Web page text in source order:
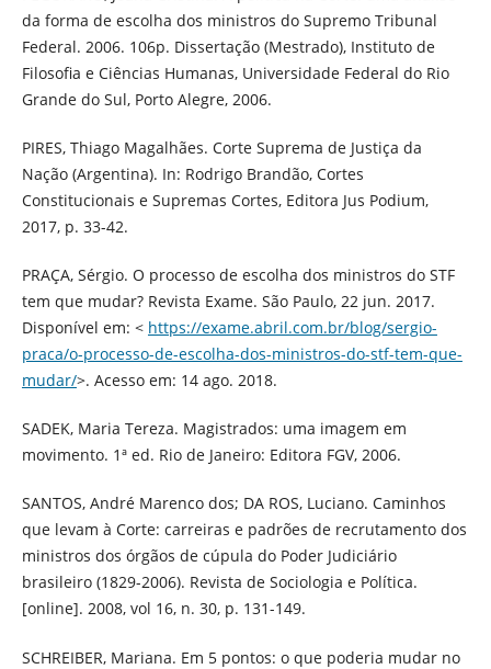
da forma de escolha dos ministros do Supremo Tribunal
Federal. 2006. 106p. Dissertação (Mestrado), Instituto de
Filosofia e Ciências Humanas, Universidade Federal do Rio
Grande do Sul, Porto Alegre, 2006.
PIRES, Thiago Magalhães. Corte Suprema de Justiça da
Nação (Argentina). In: Rodrigo Brandão, Cortes
Constitucionais e Supremas Cortes, Editora Jus Podium,
2017, p. 33-42.
PRAÇA, Sérgio. O processo de escolha dos ministros do STF
tem que mudar? Revista Exame. São Paulo, 22 jun. 2017.
Disponível em: < https://exame.abril.com.br/blog/sergio-
praca/o-processo-de-escolha-dos-ministros-do-stf-tem-que-
mudar/>. Acesso em: 14 ago. 2018.
SADEK, Maria Tereza. Magistrados: uma imagem em
movimento. 1ª ed. Rio de Janeiro: Editora FGV, 2006.
SANTOS, André Marenco dos; DA ROS, Luciano. Caminhos
que levam à Corte: carreiras e padrões de recrutamento dos
ministros dos órgãos de cúpula do Poder Judiciário
brasileiro (1829-2006). Revista de Sociologia e Política.
[online]. 2008, vol 16, n. 30, p. 131-149.
SCHREIBER, Mariana. Em 5 pontos: o que poderia mudar no